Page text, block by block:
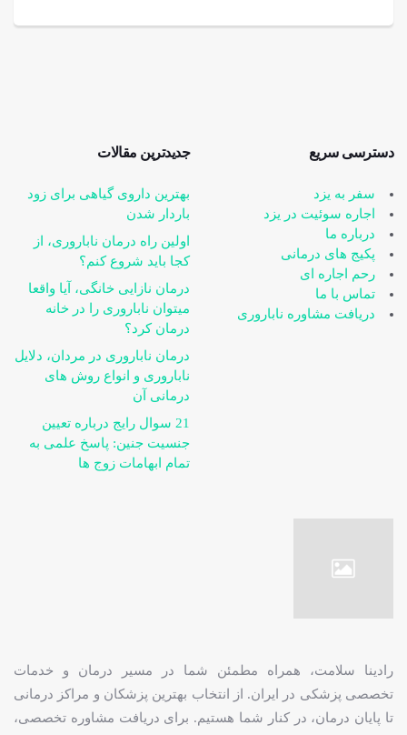
دسترسی سریع
سفر به یزد
اجاره سوئیت در یزد
درباره ما
پکیج های درمانی
رحم اجاره ای
تماس با ما
دریافت مشاوره ناباروری
جدیدترین مقالات
بهترین داروی گیاهی برای زود
باردار شدن
اولین راه درمان ناباروری، از
کجا باید شروع کنم؟
درمان نازایی خانگی، آیا واقعا
می‎توان ناباروری را در خانه
درمان کرد؟
درمان ناباروری در مردان، دلایل
ناباروری و انواع روش های
درمانی آن
21 سوال رایج درباره تعیین
جنسیت جنین: پاسخ علمی به
تمام ابهامات زوج ها
رادینا سلامت، همراه مطمئن شما در مسیر درمان و خدمات
تخصصی پزشکی در ایران. از انتخاب بهترین پزشکان و مراکز درمانی
تا پایان درمان، در کنار شما هستیم. برای دریافت مشاوره تخصصی،